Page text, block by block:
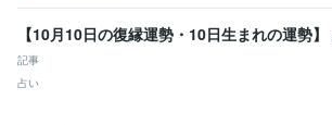
【10月10日の復縁運勢・10日生まれの運勢】
記事
占い